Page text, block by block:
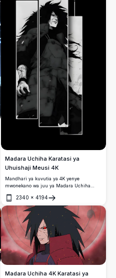
Madara Uchiha Karatasi ya
Uhuishaji Meusi 4K
Mandhari ya kuvutia ya 4K yenye
mwonekano wa juu ya Madara Uchiha
2340 × 4194
Fungua
Madara Uchiha 4K Karatasi ya